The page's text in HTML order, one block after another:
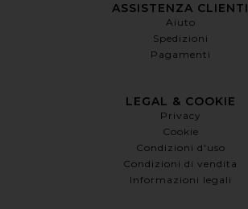
ASSISTENZA CLIENTI
Aiuto
Spedizioni
Pagamenti
LEGAL & COOKIE
Privacy
Cookie
Condizioni d'uso
Condizioni di vendita
Informazioni legali